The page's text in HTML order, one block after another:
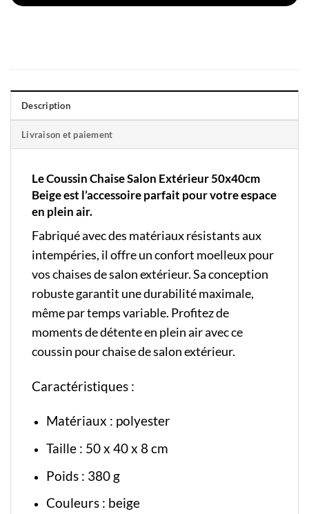
Description
Livraison et paiement
Le Coussin Chaise Salon Extérieur 50x40cm
Beige est l’accessoire parfait pour votre espace
en plein air.
Fabriqué avec des matériaux résistants aux
intempéries, il offre un confort moelleux pour
vos chaises de salon extérieur. Sa conception
robuste garantit une durabilité maximale,
même par temps variable. Profitez de
moments de détente en plein air avec ce
coussin pour chaise de salon extérieur.
Caractéristiques :
Matériaux : polyester
Taille : 50 x 40 x 8 cm
Poids : 380 g
Couleurs : beige